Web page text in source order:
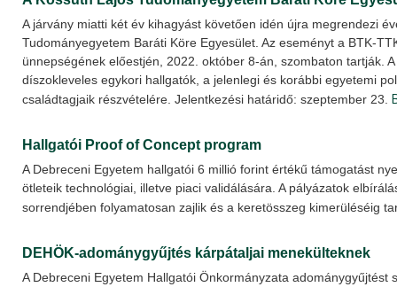
A járvány miatti két év kihagyást követően idén újra megrendezi
Tudományegyetem Baráti Köre Egyesület. Az eseményt a BTK-
ünnepségének előestjén, 2022. október 8-án, szombaton tartják.
díszokleveles egykori hallgatók, a jelenlegi és korábbi egyetemi
családtagjaik részvételére. Jelentkezési határidő: szeptember 23.
Hallgatói Proof of Concept program
A Debreceni Egyetem hallgatói 6 millió forint értékű támogatást
ötleteik technológiai, illetve piaci validálására. A pályázatok
sorrendjében folyamatosan zajlik és a keretösszeg kimerüléséig
DEHÖK-adománygyűjtés kárpátaljai menekülteknek
A Debreceni Egyetem Hallgatói Önkormányzata adománygyűjtést